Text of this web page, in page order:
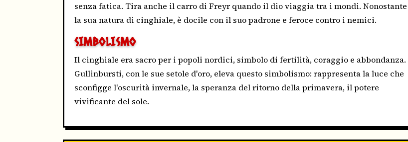
senza fatica. Tira anche il carro di Freyr quando il dio viaggia tra i mondi. Nonostante
la sua natura di cinghiale, è docile con il suo padrone e feroce contro i nemici.
SIMBOLISMO
Il cinghiale era sacro per i popoli nordici, simbolo di fertilità, coraggio e abbondanza.
Gullinbursti, con le sue setole d'oro, eleva questo simbolismo: rappresenta la luce che
sconfigge l'oscurità invernale, la speranza del ritorno della primavera, il potere
vivificante del sole.